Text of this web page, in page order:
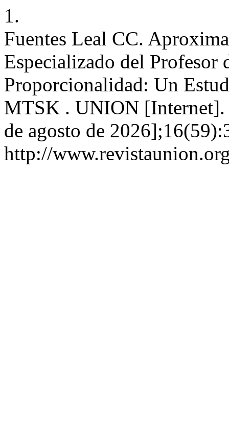
1.
Fuentes Leal CC.
Especializado del Profesor
Proporcionalidad: Un
MTSK . UNION [Internet].
de agosto de
http://